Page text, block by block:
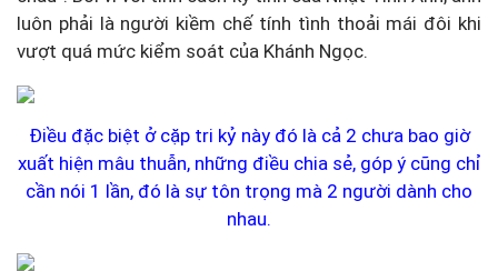
luôn phải là người kiềm chế tính tình thoải mái đôi khi
vượt quá mức kiểm soát của Khánh Ngọc.
Điều đặc biệt ở cặp tri kỷ này đó là cả 2 chưa bao giờ
xuất hiện mâu thuẫn, những điều chia sẻ, góp ý cũng chỉ
cần nói 1 lần, đó là sự tôn trọng mà 2 người dành cho
nhau.